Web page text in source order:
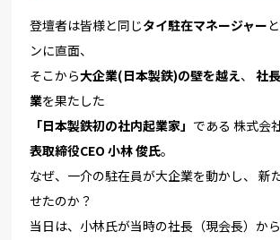
登壇者は皆様と同じタイ駐在マネージャー
ンに直面、
そこから大企業(日本製鉄)の壁を越え、社
業を果たした
「日本製鉄初の社内起業家」 である 株式会
表取締役CEO 小林 俊氏。
なぜ、一介の駐在員が大企業を動かし、 新
せたのか？
当日は、小林氏が当時の社長（現会長）か